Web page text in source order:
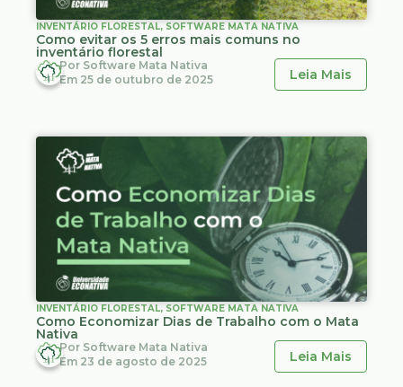
INVENTÁRIO FLORESTAL, SOFTWARE MATA NATIVA
Como evitar os 5 erros mais comuns no
inventário florestal
PorSoftware Mata Nativa
Em 25 de outubro de 2025 Leia Mais
INVENTÁRIO FLORESTAL, SOFTWARE MATA NATIVA
Como Economizar Dias de Trabalho com o Mata
Nativa
PorSoftware Mata Nativa
Em 23 de agosto de 2025 Leia Mais